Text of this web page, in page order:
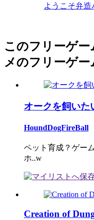
ようこそ弁造
このフリーゲ
メのフリーゲー
オークを飼いた
HoundDogFireBall
ペット育成？ゲー
ホ..w
Creation of